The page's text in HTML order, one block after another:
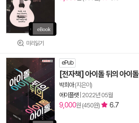
미리읽기
ePub
[전자책] 아이돌 뒤의 아이돌
박희아(지은이)
에이플랫| 2022년 05월
9,000원 (450원) 6.7